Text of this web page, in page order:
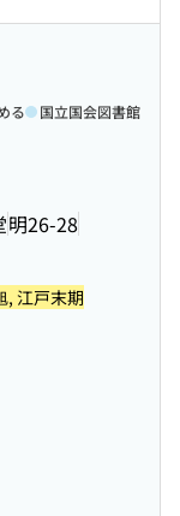
明26-28
る 国立国会図書館
, 江戸末期